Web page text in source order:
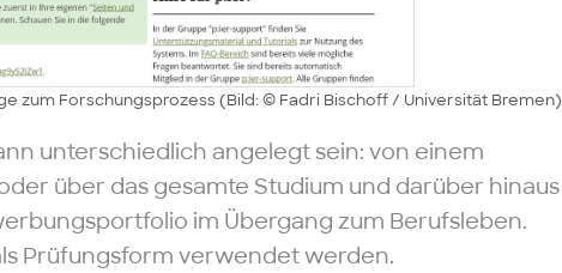
zum Forschungsprozess (Bild: © Fadri Bischoff / Universität Bremen)
unterschiedlich angelegt sein: von einem
über das gesamte Studium und darüber hinaus
im Übergang zum Berufsleben.
Prüfungsform verwendet werden.